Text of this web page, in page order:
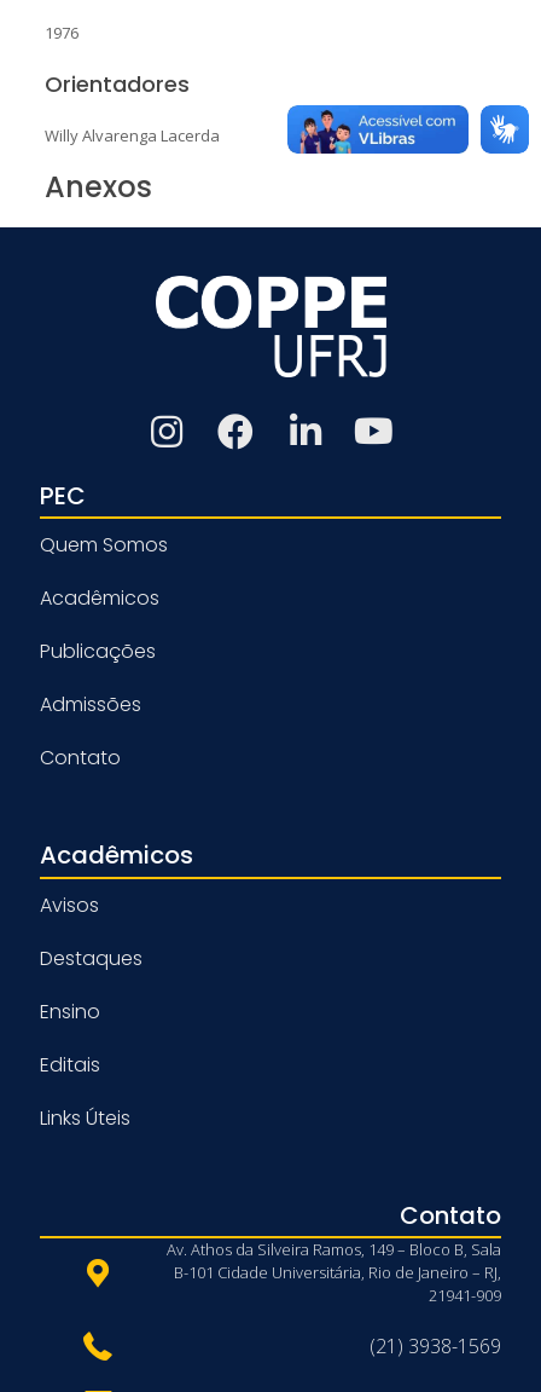
1976
Orientadores
Willy Alvarenga Lacerda
Anexos
PEC
Quem Somos
Acadêmicos
Publicações
Admissões
Contato
Acadêmicos
Avisos
Destaques
Ensino
Editais
Links Úteis
Contato
Av. Athos da Silveira Ramos, 149 – Bloco B, Sala
B-101 Cidade Universitária, Rio de Janeiro – RJ,
21941-909
(21) 3938-1569